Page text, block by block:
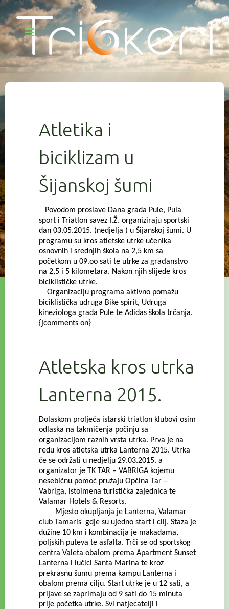
Atletika i
biciklizam u
Šijanskoj šumi
Povodom proslave Dana grada Pule, Pula
sport i Triatlon savez I.Ž. organiziraju sportski
dan 03.05.2015. (nedjelja ) u Šijanskoj šumi. U
programu su kros atletske utrke učenika
osnovnih i srednjih škola na 2,5 km sa
početkom u 09.oo sati te utrke za građanstvo
na 2,5 i 5 kilometara. Nakon njih slijede kros
biciklističke utrke.
Organizaciju programa aktivno pomažu
biciklistička udruga Bike spirit, Udruga
kineziologa grada Pule te Adidas škola trčanja.
{jcomments on}
Atletska kros utrka
Lanterna 2015.
Dolaskom proljeća istarski triatlon klubovi osim
odlaska na takmičenja počinju sa
organizacijom raznih vrsta utrka. Prva je na
redu kros atletska utrka Lanterna 2015. Utrka
će se održati u nedjelju 29.03.2015. a
organizator je TK TAR – VABRIGA kojemu
nesebičnu pomoć pružaju Općina Tar –
Vabriga, istoimena turistička zajednica te
Valamar Hotels & Resorts.
Mjesto okupljanja je Lanterna, Valamar
club Tamaris gdje su ujedno start i cilj. Staza je
dužine 10 km i kombinacija je makadama,
poljskih puteva te asfalta. Trči se od sportskog
centra Valeta obalom prema Apartment Sunset
Lanterna i lučici Santa Marina te kroz
prekrasnu šumu prema kampu Lanterna i
obalom prema cilju. Start utrke je u 12 sati, a
prijave se zaprimaju od 9 sati do 15 minuta
prije početka utrke. Svi natjecatelji i